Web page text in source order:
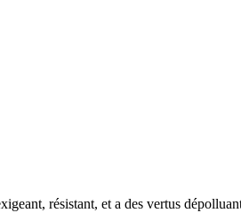
résistant, et a des vertus